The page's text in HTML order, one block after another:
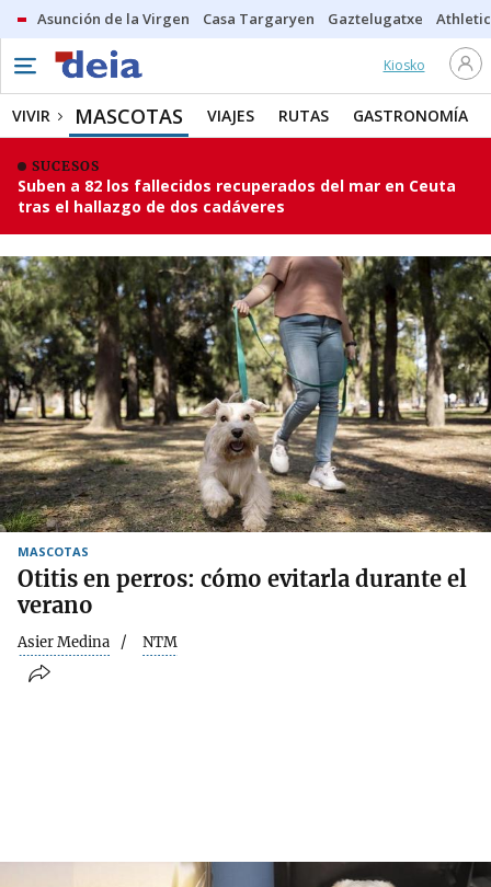
Asunción de la Virgen Casa Targaryen Gaztelugatxe Athletic
Kiosko
VIVIR MASCOTAS VIAJES RUTAS GASTRONOMÍA
SUCESOS
Suben a 82 los fallecidos recuperados del mar en Ceuta
tras el hallazgo de dos cadáveres
MASCOTAS
Otitis en perros: cómo evitarla durante el
verano
Asier Medina NTM